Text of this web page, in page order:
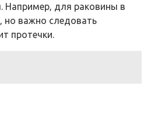
Например‚ для раковины в
но важно следовать
протечки.